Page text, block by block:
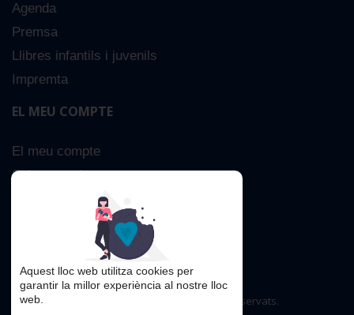
Agenda
Premsa
Llibres infantils i juvenils
Impremta
EL MEU COMPTE
El meu compte
Sobre nosaltres
Cerca Avançada
Copyright © 2016. Tots els drets reservats.
Aquest lloc web utilitza cookies per
garantir la millor experiència al nostre lloc
web.